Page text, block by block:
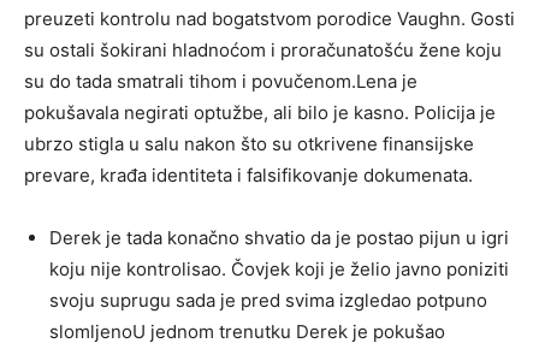
preuzeti kontrolu nad bogatstvom porodice Vaughn. Gosti
su ostali šokirani hladnoćom i proračunatošću žene koju
su do tada smatrali tihom i povučenom.Lena je
pokušavala negirati optužbe, ali bilo je kasno. Policija je
ubrzo stigla u salu nakon što su otkrivene finansijske
prevare, krađa identiteta i falsifikovanje dokumenata.
Derek je tada konačno shvatio da je postao pijun u igri
koju nije kontrolisao. Čovjek koji je želio javno poniziti
svoju suprugu sada je pred svima izgledao potpuno
slomljenoU jednom trenutku Derek je pokušao